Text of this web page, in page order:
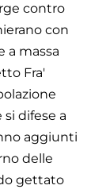
contro
con
a massa
Fra'
difese a
aggiunti
delle
gettato